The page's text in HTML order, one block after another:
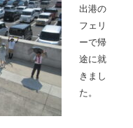
出港の
フェリ
ーで帰
途に就
きまし
た。